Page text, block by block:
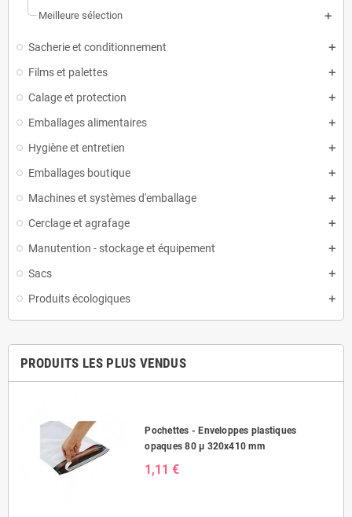
Meilleure sélection
Sacherie et conditionnement
Films et palettes
Calage et protection
Emballages alimentaires
Hygiène et entretien
Emballages boutique
Machines et systèmes d'emballage
Cerclage et agrafage
Manutention - stockage et équipement
Sacs
Produits écologiques
PRODUITS LES PLUS VENDUS
Pochettes - Enveloppes plastiques
opaques 80 µ 320x410 mm
1,11 €